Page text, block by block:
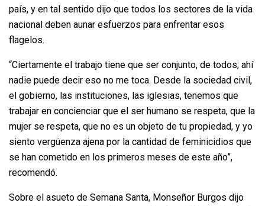
país, y en tal sentido dijo que todos los sectores de la vida
nacional deben aunar esfuerzos para enfrentar esos
flagelos.
“Ciertamente el trabajo tiene que ser conjunto, de todos; ahí
nadie puede decir eso no me toca. Desde la sociedad civil,
el gobierno, las instituciones, las iglesias, tenemos que
trabajar en concienciar que el ser humano se respeta, que la
mujer se respeta, que no es un objeto de tu propiedad, y yo
siento vergüenza ajena por la cantidad de feminicidios que
se han cometido en los primeros meses de este año”,
recomendó.
Sobre el asueto de Semana Santa, Monseñor Burgos dijo